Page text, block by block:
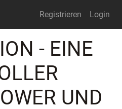
Registrieren Login
- EINE
UND